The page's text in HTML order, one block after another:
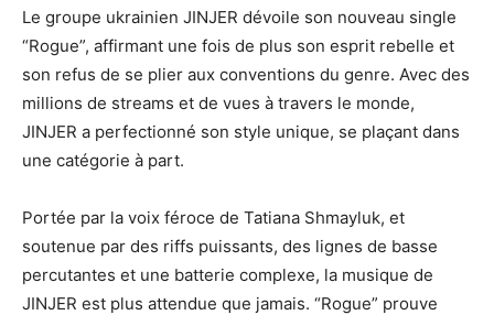
Le groupe ukrainien JINJER dévoile son nouveau single
“Rogue”, affirmant une fois de plus son esprit rebelle et
son refus de se plier aux conventions du genre. Avec des
millions de streams et de vues à travers le monde,
JINJER a perfectionné son style unique, se plaçant dans
une catégorie à part.
Portée par la voix féroce de Tatiana Shmayluk, et
soutenue par des riffs puissants, des lignes de basse
percutantes et une batterie complexe, la musique de
JINJER est plus attendue que jamais. “Rogue” prouve